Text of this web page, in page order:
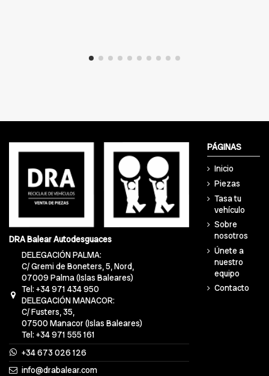
DRA Balear Autodesguaces
DELEGACIÓN PALMA:
C/ Gremi de Boneters, 5, Nord,
07009 Palma (Islas Baleares)
Tel: +34 971 434 950
DELEGACIÓN MANACOR:
C/ Fusters, 35,
07500 Manacor (Islas Baleares)
Tel: +34 971 555 161
+34 673 026 126
info@drabalear.com
PÁGINAS
Inicio
Piezas
Tasa tu
vehículo
Sobre
nosotros
Únete a
nuestro
equipo
Contacto